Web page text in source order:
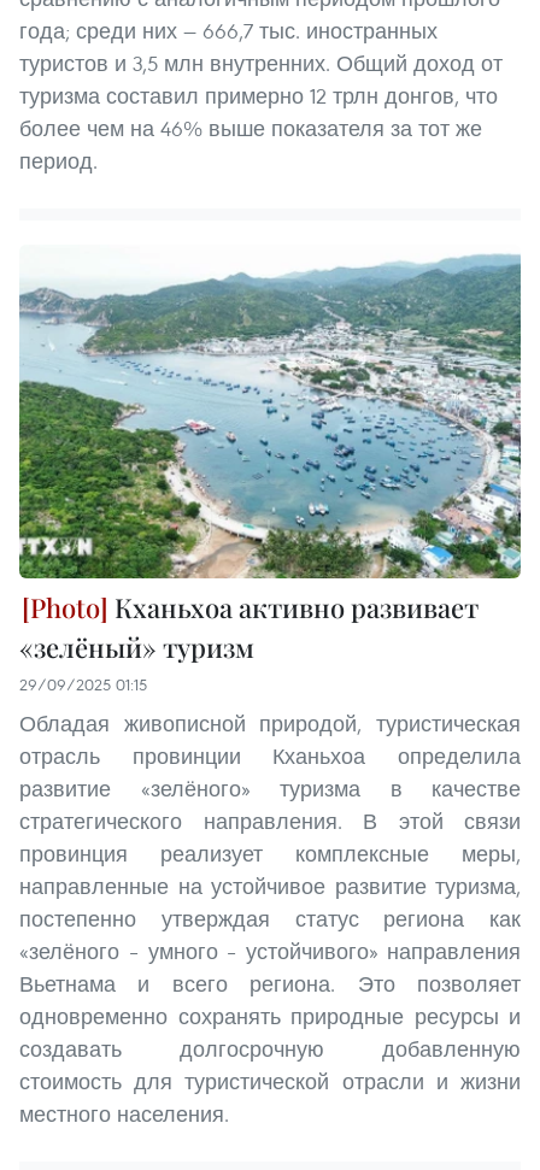
года; среди них — 666,7 тыс. иностранных
туристов и 3,5 млн внутренних. Общий доход от
туризма составил примерно 12 трлн донгов, что
более чем на 46% выше показателя за тот же
период.
Кханьхоа активно развивает
«зелёный» туризм
29/09/2025 01:15
Обладая живописной природой, туристическая
отрасль провинции Кханьхоа определила
развитие «зелёного» туризма в качестве
стратегического направления. В этой связи
провинция реализует комплексные меры,
направленные на устойчивое развитие туризма,
постепенно утверждая статус региона как
«зелёного – умного – устойчивого» направления
Вьетнама и всего региона. Это позволяет
одновременно сохранять природные ресурсы и
создавать долгосрочную добавленную
стоимость для туристической отрасли и жизни
местного населения.